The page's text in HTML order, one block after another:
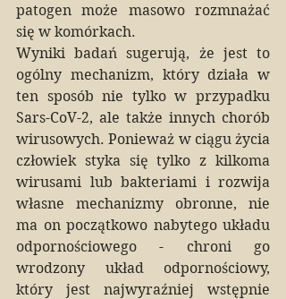
patogen może masowo rozmnażać
się w komórkach.
Wyniki badań sugerują, że jest to
ogólny mechanizm, który działa w
ten sposób nie tylko w przypadku
Sars-CoV-2, ale także innych chorób
wirusowych. Ponieważ w ciągu życia
człowiek styka się tylko z kilkoma
wirusami lub bakteriami i rozwija
własne mechanizmy obronne, nie
ma on początkowo nabytego układu
odpornościowego - chroni go
wrodzony układ odpornościowy,
który jest najwyraźniej wstępnie